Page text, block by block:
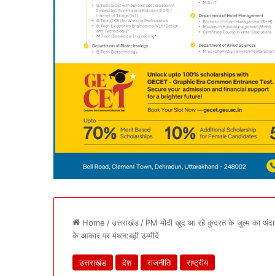
Home /उत्तराखंड / PM मोदी खुद आ रहे कुदरत के जुल्म का
के आकार पर मंथन:बढ़ी उम्मीदें
उत्तराखंड देश राजनीति राष्ट्रीय